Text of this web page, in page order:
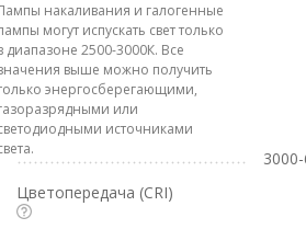
накаливания и галогенные
могут испускать свет только
диапазоне 2500-3000К. Все
выше можно получить
энергосберегающими,
или
источниками
Цветопередача (CRI)